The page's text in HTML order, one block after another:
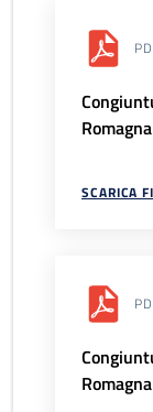
SCARICA